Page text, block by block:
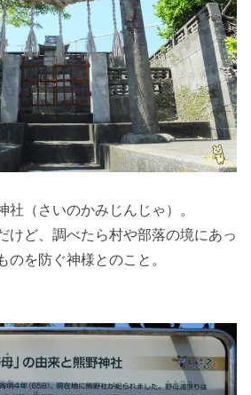
社（さいのかみじんじゃ）。
けど、調べたら村や部落の境にあっ
のを防ぐ神様とのこと。